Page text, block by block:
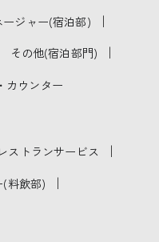
ージャー(宿泊部) ｜
その他(宿泊部門) ｜
カウンター
レストランサービス ｜
(料飲部) ｜